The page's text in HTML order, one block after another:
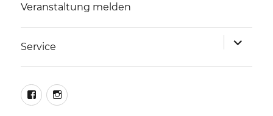
Veranstaltung melden
Service
anzeigen
facebookinstagram